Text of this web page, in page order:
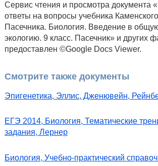
Сервис чтения и просмотра документа
ответы на вопросы учебника
Пасечника. Биология. Введение в
экологию. 9 класс. Пасечник» и других
предоставлен ©Google Docs Viewer.
Смотрите также документы
Эпигенетика, Эллис, Дженювейн,
ЕГЭ 2014, Биология, Тематические
задания, Лернер
Биология, Учебно-практический